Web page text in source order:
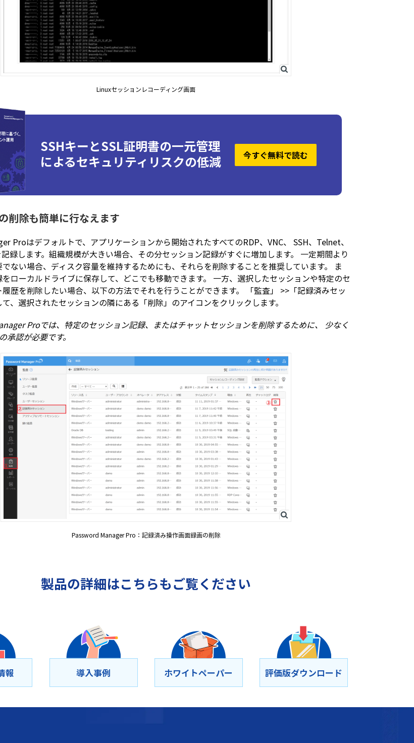
Linuxセッションレコーディング画面
SSHキーとSSL証明書の一元管理
によるセキュリティリスクの低減
今すぐ無料で読む
削除も簡単に行なえます
Proはデフォルトで、アプリケーションから開始されたすべてのRDP、VNC、 SSH、Telnet、
録します。組織規模が大きい場合、その分セッション記録がすぐに増加します。 一定期間より
ない場合、ディスク容量を維持するためにも、それらを削除することを推奨しています。 ま
ローカルドライブに保存して、どこでも移動できます。 一方、選択したセッションや特定のセ
歴を削除したい場合、以下の方法でそれを行うことができます。 「監査」 >>「記録済みセッ
、選択されたセッションの隣にある「削除」のアイコンをクリックします。
Proでは、特定のセッション記録、またはチャットセッションを削除するために、 少なく
承認が必要です。
Password Manager Pro：記録済み操作画面録画の削除
製品の詳細はこちらもご覧ください
報 導⼊事例 ホワイトペーパー 評価版ダウンロード